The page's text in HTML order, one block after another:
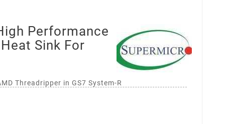
Performance
Sink For
Threadripper in GS7 System-R